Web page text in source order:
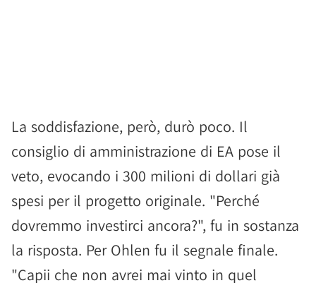
La soddisfazione, però, durò poco. Il
consiglio di amministrazione di EA pose il
veto, evocando i 300 milioni di dollari già
spesi per il progetto originale. "Perché
dovremmo investirci ancora?", fu in sostanza
la risposta. Per Ohlen fu il segnale finale.
"Capii che non avrei mai vinto in quel